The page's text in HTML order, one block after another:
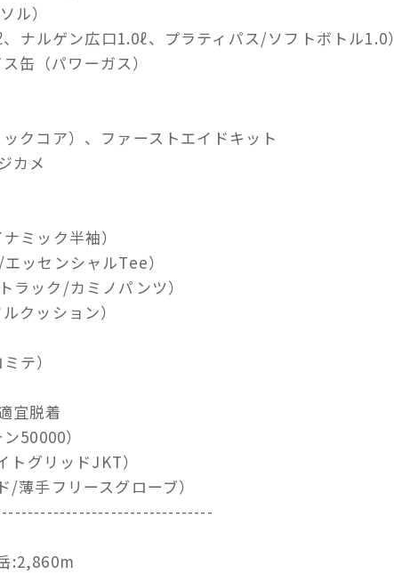
ル）
ナルゲン広口1.0ℓ、プラティパス/ソフトボトル1.0）
缶（パワーガス）
クコア）、ファーストエイドキット
カメ
ミック半袖）
ッセンシャルTee）
ラック/カミノパンツ）
クッション）
テ）
宜脱着
50000）
グリッドJKT）
薄手フリースグローブ）
:2,860m